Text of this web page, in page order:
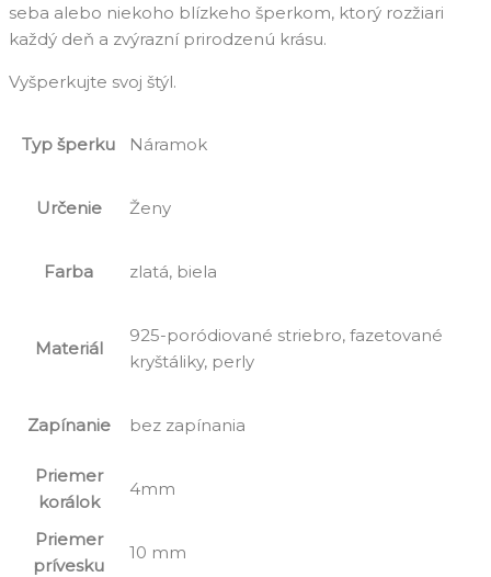
seba alebo niekoho blízkeho šperkom, ktorý rozžiari
každý deň a zvýrazní prirodzenú krásu.
Vyšperkujte svoj štýl.
Typ šperku Náramok
Určenie Ženy
Farba zlatá, biela
Materiál
925-poródiované striebro, fazetované
kryštáliky, perly
Zapínanie bez zapínania
Priemer
korálok
4mm
Priemer
prívesku
10 mm